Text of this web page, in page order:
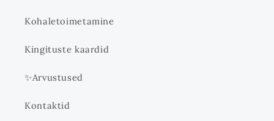
Kohaletoimetamine
Kingituste kaardid
✨Arvustused
Kontaktid